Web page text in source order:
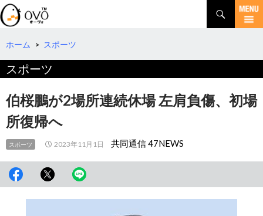
検
索
コ
テ
へ
ホーム > スポーツ
スポーツ
伯桜鵬が2場所連続休場 左肩負傷、初場
所復帰へ
スポーツ 2023年11月1日 共同通信 47NEWS